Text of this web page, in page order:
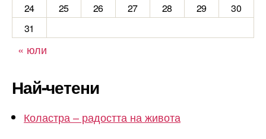
24
25 26 27 28 29
30
31
« юли
Най-четени
Коластра – радостта на живота